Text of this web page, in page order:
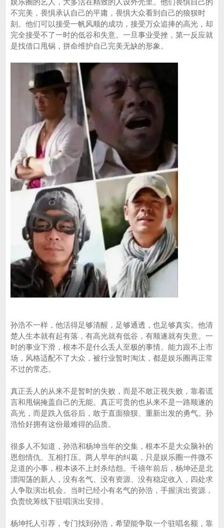
不完美，畏惧承认自己的平庸，畏惧大众看到自己的狼狈时
刻。他们可以接受一帆风顺的成功，接受万众追捧的高光，却
完全接受不了一时的低谷和失意。一旦事业受挫，第一反应就
是找借口甩锅，拼命维护自己完美无缺的形象。
孙浩不一样，他活得足够清醒，足够通透，也足够真实。他清
楚人生本就有起有落，有高光就有低谷，有顺遂就有失意。一
时的事业下滑，根本不是什么丢人至极的事情。能力跟不上市
场，风格适配不了大众，被行业暂时淘汰，都是娱乐圈再正常
不过的常态。
真正丢人的从来不是暂时的失败，而是不敢正视失败，靠着谎
言和甩锅掩盖自己的无能。真正可贵的也从来不是一路顺遂的
高光，而是跌入低谷后，敢于直面狼狈、重新出发的勇气。孙
浩恰好拥有这份最难得的品质。
很多人不知道，孙浩和杨坤当年的交集，根本不是大众脑补的
恩怨情仇、互相打压。两人早年的纠葛，只是娱乐圈一件微不
足道的小事，根本谈不上封杀结怨。千禧年前后，杨坤还是北
漂闯荡的新人，没有名气、没有资源、没有稳定收入，四处求
人争取演出机会。当时已经小有名气的孙浩，手握演出资源，
负责统筹线下驻唱演出安排。
杨坤托人引荐，专门找到孙浩，希望能争取一个驻唱名额，靠